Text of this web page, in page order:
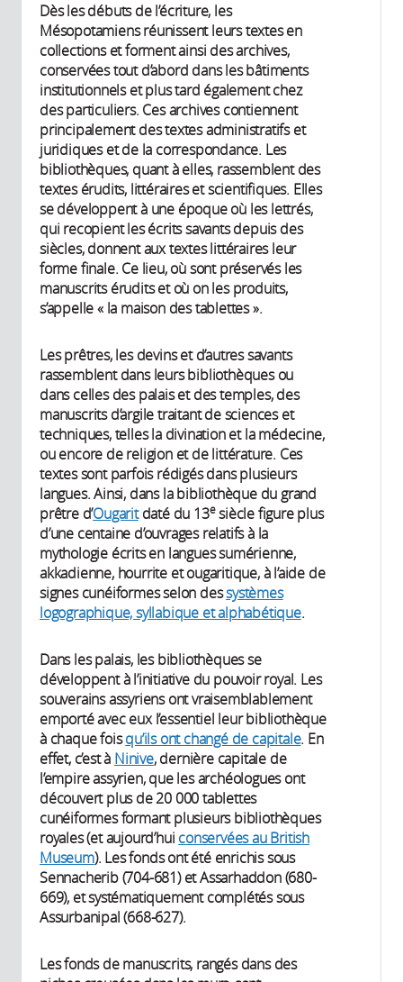
Dès les débuts de l’écriture, les
Mésopotamiens réunissent leurs textes en
collections et forment ainsi des archives,
conservées tout d’abord dans les bâtiments
institutionnels et plus tard également chez
des particuliers. Ces archives contiennent
principalement des textes administratifs et
juridiques et de la correspondance. Les
bibliothèques, quant à elles, rassemblent des
textes érudits, littéraires et scientifiques. Elles
se développent à une époque où les lettrés,
qui recopient les écrits savants depuis des
siècles, donnent aux textes littéraires leur
forme finale. Ce lieu, où sont préservés les
manuscrits érudits et où on les produits,
s’appelle « la maison des tablettes ».
Les prêtres, les devins et d’autres savants
rassemblent dans leurs bibliothèques ou
dans celles des palais et des temples, des
manuscrits d’argile traitant de sciences et
techniques, telles la divination et la médecine,
ou encore de religion et de littérature. Ces
textes sont parfois rédigés dans plusieurs
langues. Ainsi, dans la bibliothèque du grand
prêtre d’Ougaritdaté du 13esiècle figure plus
d’une centaine d’ouvrages relatifs à la
mythologie écrits en langues sumérienne,
akkadienne, hourrite et ougaritique, à l’aide de
signes cunéiformes selon dessystèmes
logographique, syllabique et alphabétique.
Dans les palais, les bibliothèques se
développent à l’initiative du pouvoir royal. Les
souverains assyriens ont vraisemblablement
emporté avec eux l’essentiel leur bibliothèque
à chaque foisqu’ils ont changé de capitale. En
effet, c’est à Ninive, dernière capitale de
l’empire assyrien, que les archéologues ont
découvert plus de 20 000 tablettes
cunéiformes formant plusieurs bibliothèques
royales (et aujourd’hui conservées au British
Museum). Les fonds ont été enrichis sous
Sennacherib (704-681) et Assarhaddon (680-
669), et systématiquement complétés sous
Assurbanipal (668-627).
Les fonds de manuscrits, rangés dans des